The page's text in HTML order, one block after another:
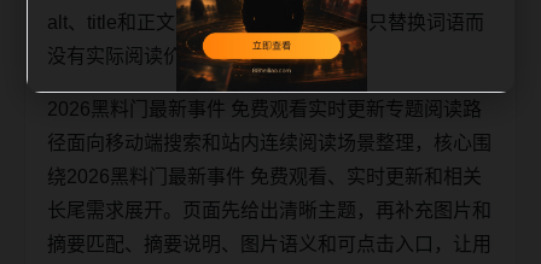
alt、title和正文关键词保持一致，避免只替换词语而
没有实际阅读价值。
2026黑料门最新事件 免费观看实时更新专题阅读路
径面向移动端搜索和站内连续阅读场景整理，核心围
绕2026黑料门最新事件 免费观看、实时更新和相关
长尾需求展开。页面先给出清晰主题，再补充图片和
摘要匹配、摘要说明、图片语义和可点击入口，让用